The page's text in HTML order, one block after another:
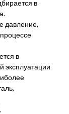
в
давление,
в
эксплуатации